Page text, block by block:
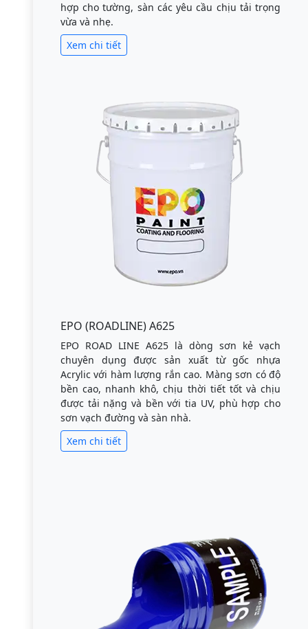
hợp cho tường, sàn các yêu cầu chịu tải trọng
vừa và nhẹ.
Xem chi tiết
EPO (ROADLINE) A625
EPO ROAD LINE A625 là dòng sơn kẻ vạch
chuyên dụng được sản xuất từ gốc nhựa
Acrylic với hàm lượng rắn cao. Màng sơn có độ
bền cao, nhanh khô, chịu thời tiết tốt và chịu
được tải nặng và bền với tia UV, phù hợp cho
sơn vạch đường và sàn nhà.
Xem chi tiết